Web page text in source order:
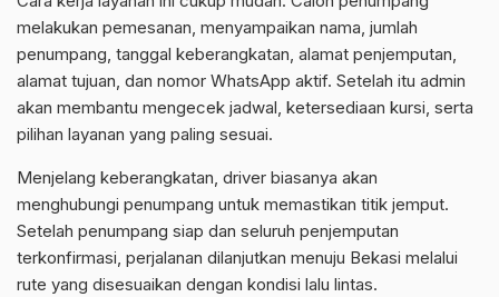
melakukan pemesanan, menyampaikan nama, jumlah
penumpang, tanggal keberangkatan, alamat penjemputan,
alamat tujuan, dan nomor WhatsApp aktif. Setelah itu admin
akan membantu mengecek jadwal, ketersediaan kursi, serta
pilihan layanan yang paling sesuai.
Menjelang keberangkatan, driver biasanya akan
menghubungi penumpang untuk memastikan titik jemput.
Setelah penumpang siap dan seluruh penjemputan
terkonfirmasi, perjalanan dilanjutkan menuju Bekasi melalui
rute yang disesuaikan dengan kondisi lalu lintas.